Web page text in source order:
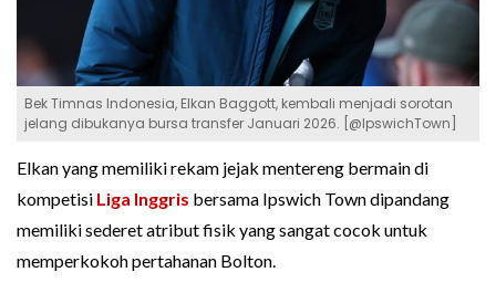
Bek Timnas Indonesia, Elkan Baggott, kembali menjadi sorotan
jelang dibukanya bursa transfer Januari 2026. [@IpswichTown]
Elkan yang memiliki rekam jejak mentereng bermain di
kompetisi Liga Inggris bersama Ipswich Town dipandang
memiliki sederet atribut fisik yang sangat cocok untuk
memperkokoh pertahanan Bolton.